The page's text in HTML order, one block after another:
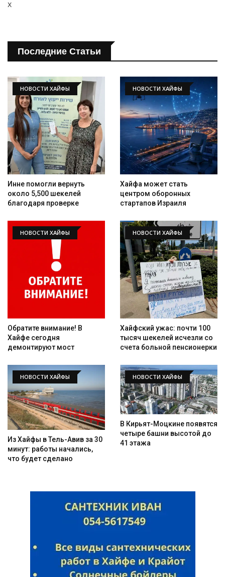
x
Последние Статьи
НОВОСТИ ХАЙФЫ
Инне помогли вернуть
около 5,500 шекелей
благодаря проверке
НОВОСТИ ХАЙФЫ
Хайфа может стать
центром оборонных
стартапов Израиля
НОВОСТИ ХАЙФЫ
Обратите внимание! В
Хайфе сегодня
демонтируют мост
НОВОСТИ ХАЙФЫ
Хайфский ужас: почти 100
тысяч шекелей исчезли со
счета больной пенсионерки
НОВОСТИ ХАЙФЫ
Из Хайфы в Тель-Авив за 30
минут: работы начались,
что будет сделано
НОВОСТИ ХАЙФЫ
В Кирьят-Моцкине появятся
четыре башни высотой до
41 этажа